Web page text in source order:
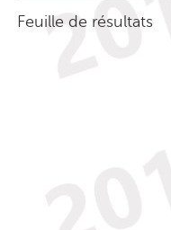
Feuille de résultats